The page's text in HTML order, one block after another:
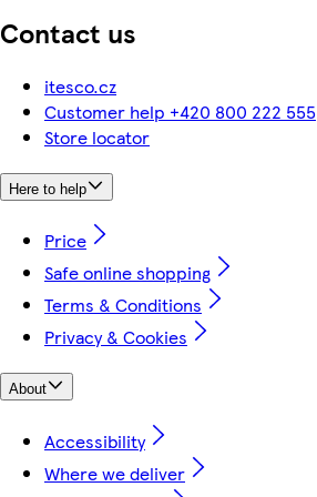
Contact us
itesco.cz
Customer help +420 800 222 555
Store locator
Here to help
Price
Safe online shopping
Terms & Conditions
Privacy & Cookies
About
Accessibility
Where we deliver